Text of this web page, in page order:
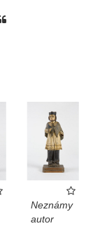
Neznámy
autor